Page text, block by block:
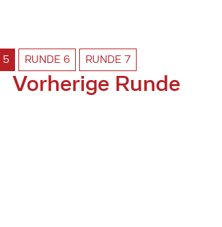
5 RUNDE 6 RUNDE 7
Vorherige Runde